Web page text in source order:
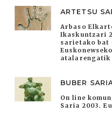
ARTETSU
Arbaso
Ikaskuntzari
sarietako bat
atalarengatik
BUBER
On line
Saria 2003.